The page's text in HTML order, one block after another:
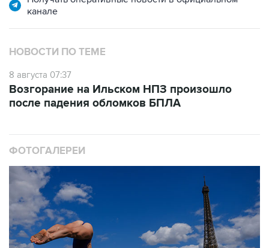
канале
НОВОСТИ ПО ТЕМЕ
8 августа 07:37
Возгорание на Ильском НПЗ произошло
после падения обломков БПЛА
ФОТОГАЛЕРЕИ